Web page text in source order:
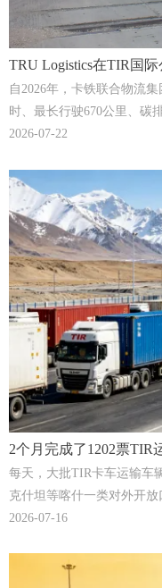
TRU Logistics在TIR国
展"加速度"！ | TRU
自2026年，卡铁联合物流
时、最长行驶670公里、碳
车）开始，TRU Logistics
2026-07-22
2个月完成了1202票TIR
TIR运输迎来持续爆发式
每天，大批TIR卡车运输车
克什坦等喀什一类对外开
由哈萨克斯坦、巴基斯坦、
2026-07-16